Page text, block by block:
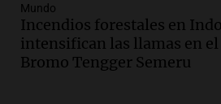
Audio. El orgullo y el
Jorge Messi en una
Vargas en 2007
Mundo
Incendios forestales en
intensifican las llamas en
Bromo Tengger Semeru